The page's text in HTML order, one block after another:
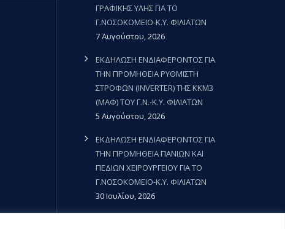
ΓΡΑΦΙΚΗΣ ΥΛΗΣ ΓΙΑ ΤΟ
Γ.ΝΟΣΟΚΟΜΕΙΟ-Κ.Υ. ΦΙΛΙΑΤΩΝ
7 Αυγούστου, 2026
ΕΚΔΗΛΩΣΗ ΕΝΔΙΑΦΕΡΟΝΤΟΣ ΓΙΑ
ΤΗΝ ΠΡΟΜΗΘΕΙΑ ΡΥΘΜΙΣΤΗ
ΣΤΡΟΦΩΝ (INVERTER) ΤΗΣ ΚΚΜ3
(ΜΑΦ) ΤΟΥ Γ.Ν.-Κ.Υ. ΦΙΛΙΑΤΩΝ
5 Αυγούστου, 2026
ΕΚΔΗΛΩΣΗ ΕΝΔΙΑΦΕΡΟΝΤΟΣ ΓΙΑ
ΤΗΝ ΠΡΟΜΗΘΕΙΑ ΠΑΝΙΩΝ ΚΑΙ
ΠΕΔΙΩΝ ΧΕΙΡΟΥΡΓΕΙΟΥ ΓΙΑ ΤΟ
Γ.ΝΟΣΟΚΟΜΕΙΟ-Κ.Υ. ΦΙΛΙΑΤΩΝ
30 Ιουλίου, 2026